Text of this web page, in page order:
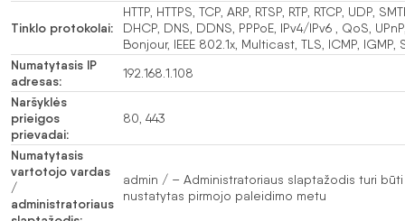
Tinklo protokolai:
HTTP, HTTPS, TCP, ARP, RTSP, RTP, RTCP, UDP,
DHCP, DNS, DDNS, PPPoE, IPv4/IPv6 , QoS,
Bonjour, IEEE 802.1x, Multicast, TLS, ICMP, IGMP,
Numatytasis IP
adresas:
192.168.1.108
Naršyklės
prieigos
prievadai:
80, 443
Numatytasis
vartotojo vardas
/
administratoriaus
admin / – Administratoriaus slaptažodis turi būti
nustatytas pirmojo paleidimo metu